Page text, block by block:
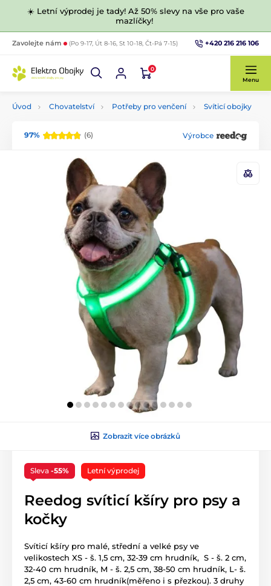
☀️ Letní výprodej je tady! Až 50% slevy na vše pro vaše
mazlíčky!
Zavolejte nám (Po 9-17, Út 8-16, St 10-18, Čt-Pá 7-15) +420 216 216 106
0
Menu
Úvod Chovatelství Potřeby pro venčení Svíticí obojky
97% (6) Výrobce
Zobrazit více obrázků
Sleva -55% Letní výprodej
Reedog svíticí kšíry pro psy a
kočky
Svíticí kšíry pro malé, střední a velké psy ve
velikostech XS - š. 1,5 cm, 32-39 cm hrudník, S - š. 2 cm,
32-40 cm hrudník, M - š. 2,5 cm, 38-50 cm hrudník, L- š.
2,5 cm, 43-60 cm hrudník(měřeno i s přezkou). 3 druhy